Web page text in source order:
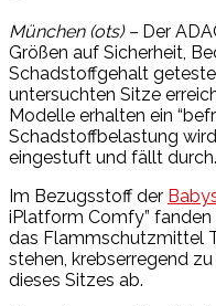
München (ots) – Der
Größen auf Sicherheit,
Schadstoffgehalt
untersuchten Sitze
Modelle erhalten ein
Schadstoffbelastung
eingestuft und fällt durch.
Im Bezugsstoff der
iPlatform Comfy”
das Flammschutzmittel
stehen, krebserregend
dieses Sitzes ab.